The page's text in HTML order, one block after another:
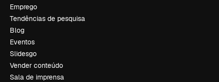
Emprego
Tendências de pesquisa
Blog
Eventos
Slidesgo
Vender conteúdo
Sala de imprensa